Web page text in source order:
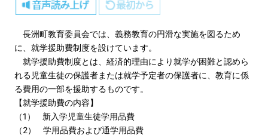
長洲町教育委員会では、義務教育の円滑な実施を図るため
に、就学援助費制度を設けています。
就学援助費制度とは、経済的理由により就学が困難と認めら
れる児童生徒の保護者または就学予定者の保護者に、教育に係
る費用の一部を援助するものです。
【就学援助費の内容】
（1） 新入学児童生徒学用品費
（2） 学用品費および通学用品費